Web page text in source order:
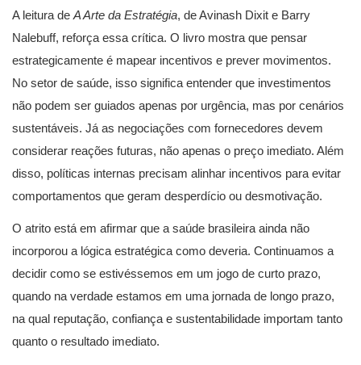
A leitura de A Arte da Estratégia, de Avinash Dixit e Barry
Nalebuff, reforça essa crítica. O livro mostra que pensar
estrategicamente é mapear incentivos e prever movimentos.
No setor de saúde, isso significa entender que investimentos
não podem ser guiados apenas por urgência, mas por cenários
sustentáveis. Já as negociações com fornecedores devem
considerar reações futuras, não apenas o preço imediato. Além
disso, políticas internas precisam alinhar incentivos para evitar
comportamentos que geram desperdício ou desmotivação.
O atrito está em afirmar que a saúde brasileira ainda não
incorporou a lógica estratégica como deveria. Continuamos a
decidir como se estivéssemos em um jogo de curto prazo,
quando na verdade estamos em uma jornada de longo prazo,
na qual reputação, confiança e sustentabilidade importam tanto
quanto o resultado imediato.